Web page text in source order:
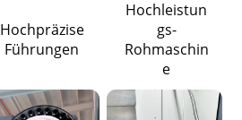
Hochpräzise
Führungen
Hochleistun
gs-
Rohmaschin
e